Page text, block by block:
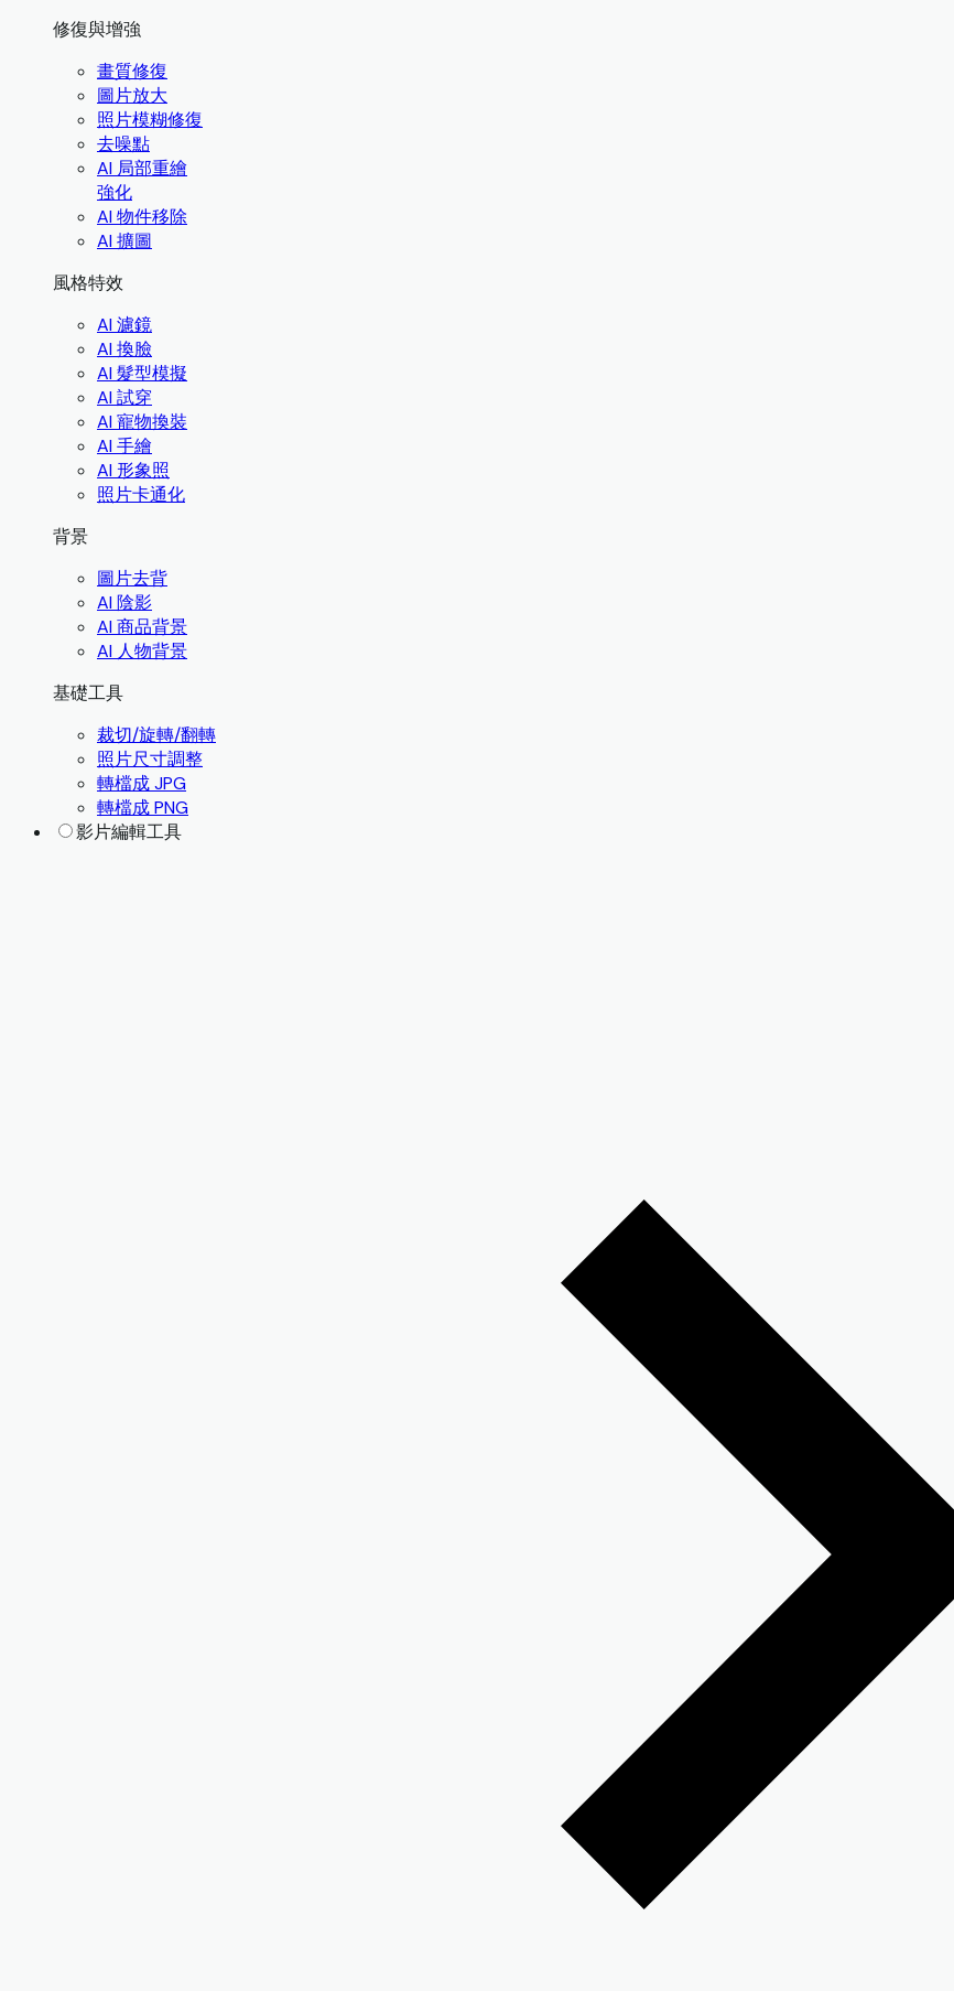
修復與增強
畫質修復
圖片放大
照片模糊修復
去噪點
AI 局部重繪
強化
AI 物件移除
AI 擴圖
風格特效
AI 濾鏡
AI 換臉
AI 髮型模擬
AI 試穿
AI 寵物換裝
AI 手繪
AI 形象照
照片卡通化
背景
圖片去背
AI 陰影
AI 商品背景
AI 人物背景
基礎工具
裁切/旋轉/翻轉
照片尺寸調整
轉檔成 JPG
轉檔成 PNG
影片編輯工具